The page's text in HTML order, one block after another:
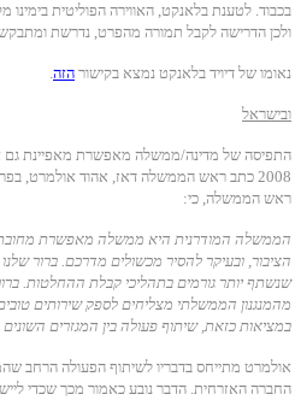
בכבוד. לטענת בלאנקט, האווירה הפוליטית
ולכן הדרישה לקבל תמורה מהפרט, נדרשת
נאומו של דיויד בלאנקט נמצא בקישור הזה.
ובישראל
התפיסה של מדינה/ממשלה מאפשרת מאפיינת גם
2008 כתב ראש הממשלה דאז, אהוד אולמרט,
ראש הממשלה, כי:
הממשלה המודרנית היא ממשלה מאפשרת
הציבור, ובעיקר להסיר מכשולים מדרכם. ברור
שנשתף יותר גורמים בתהליכי קבלת ההחלטות.
מהמנגנון הממשלתי מצליחים לספק שירותים
במציאות כזאת, שיתוף פעולה בין המגזרים
אולמרט מתייחס בדבריו לשיתוף הפעולה הרחב
החברה האזרחית. הדבר נובע כאמור מכך שכדי